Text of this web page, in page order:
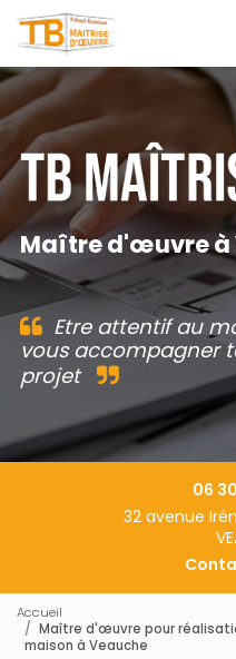
au
contenu
principal
Maître d'œuvre à
Etre attentif au
vous accompagner
projet
06
32 avenue
Accueil
Maître d'œuvre pour
maison à Veauche